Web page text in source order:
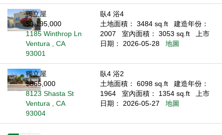
獨立屋
$3,195,000
1185 Winthrop Ln
Ventura , CA
93001
臥4 浴4
土地面積： 3484 sq.ft
建造年份：
2007
室內面積： 3053 sq.ft
上市
日期： 2026-05-28
地圖
獨立屋
$865,000
8123 Shasta St
Ventura , CA
93004
臥4 浴2
土地面積： 6098 sq.ft
建造年份：
1964
室內面積： 1354 sq.ft
上市
日期： 2026-05-27
地圖